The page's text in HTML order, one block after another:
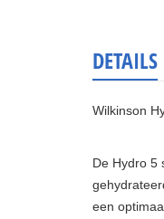
DETAILS
Wilkinson
De Hydro 5
een